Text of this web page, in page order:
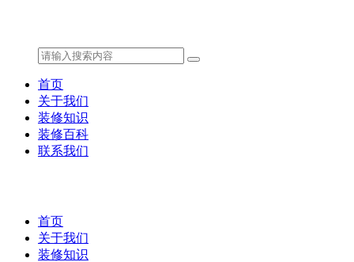
首页
关于我们
装修知识
装修百科
联系我们
首页
关于我们
装修知识